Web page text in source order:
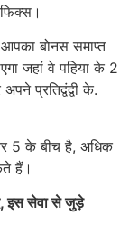
बोनस समाप्त
जहां वे पहिया के 2
प्रतिद्वंद्वी के.
5 के बीच है, अधिक
हैं।
इस सेवा से जुड़े